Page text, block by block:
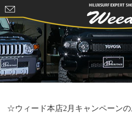
EXPERT
SHOP Weed
☆ウィード本店2月キャンペーン